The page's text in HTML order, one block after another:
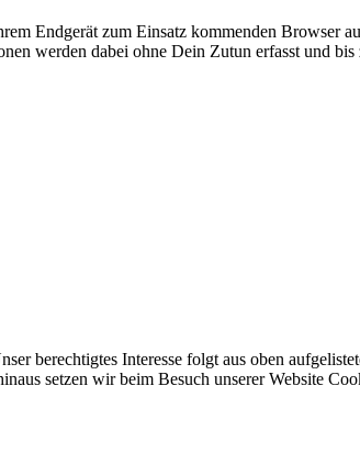
Endgerät zum Einsatz kommenden Browser
werden dabei ohne Dein Zutun erfasst und
berechtigtes Interesse folgt aus oben
setzen wir beim Besuch unserer Website